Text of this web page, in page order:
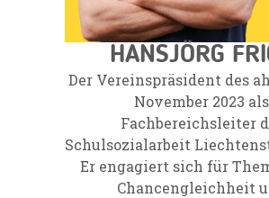
HANSJÖRG
Der Vereinspräsident des
November 2023 als
Fachbereichsleiter
Schulsozialarbeit
Er engagiert sich für
Chancengleichheit